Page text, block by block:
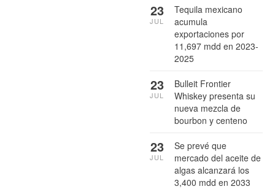
Tequila mexicano
acumula
exportaciones por
11,697 mdd en 2023-
2025
23
JUL
Bulleit Frontier
Whiskey presenta su
nueva mezcla de
bourbon y centeno
23
JUL
Se prevé que
mercado del aceite de
algas alcanzará los
3,400 mdd en 2033
23
JUL